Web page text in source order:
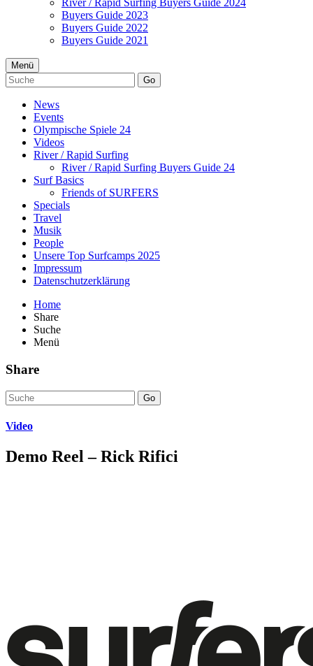
River / Rapid Surfing Buyers Guide 2024
Buyers Guide 2023
Buyers Guide 2022
Buyers Guide 2021
Menü
Go
News
Events
Olympische Spiele 24
Videos
River / Rapid Surfing
River / Rapid Surfing Buyers Guide 24
Surf Basics
Friends of SURFERS
Specials
Travel
Musik
People
Unsere Top Surfcamps 2025
Impressum
Datenschutzerklärung
Home
Share
Suche
Menü
Share
Go
Video
Demo Reel – Rick Rifici